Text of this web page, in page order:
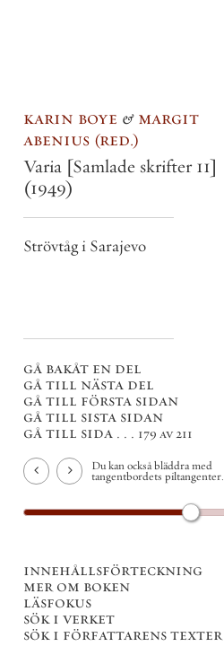
karin boye & margit
abenius red.
Varia [Samlade skrifter 11]
(1949)
Strövtåg i Sarajevo
gå bakåt en del
gå till nästa del
gå till första sidan
gå till sista sidan
gå till sida . . . 179 av 211
Du kan också bläddra med
tangentbordets piltangenter.
innehållsförteckning
mer om boken
läsfokus
sök i verket
sök i författarens texter